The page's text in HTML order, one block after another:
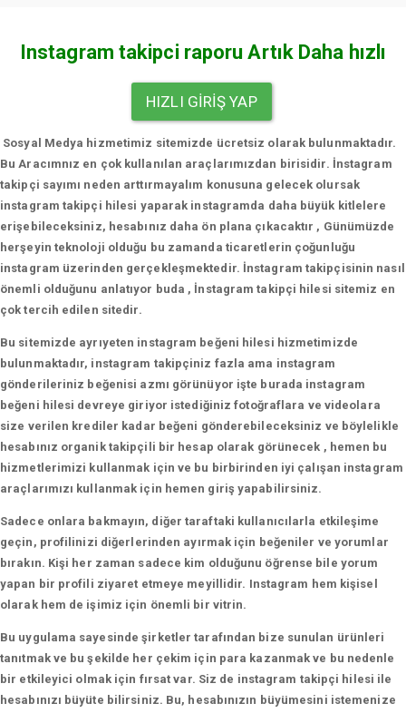
Instagram takipci raporu Artık Daha hızlı
HIZLI GIRIŞ YAP
Sosyal Medya hizmetimiz sitemizde ücretsiz olarak bulunmaktadır.
Bu Aracımnız en çok kullanılan araçlarımızdan birisidir. İnstagram
takipçi sayımı neden arttırmayalım konusuna gelecek olursak
instagram takipçi hilesi yaparak instagramda daha büyük kitlelere
erişebileceksiniz, hesabınız daha ön plana çıkacaktır , Günümüzde
herşeyin teknoloji olduğu bu zamanda ticaretlerin çoğunluğu
instagram üzerinden gerçekleşmektedir. İnstagram takipçisinin nasıl
önemli olduğunu anlatıyor buda , İnstagram takipçi hilesi sitemiz en
çok tercih edilen sitedir.
Bu sitemizde ayrıyeten instagram beğeni hilesi hizmetimizde
bulunmaktadır, instagram takipçiniz fazla ama instagram
gönderileriniz beğenisi azmı görünüyor işte burada instagram
beğeni hilesi devreye giriyor istediğiniz fotoğraflara ve videolara
size verilen krediler kadar beğeni gönderebileceksiniz ve böylelikle
hesabınız organik takipçili bir hesap olarak görünecek , hemen bu
hizmetlerimizi kullanmak için ve bu birbirinden iyi çalışan instagram
araçlarımızı kullanmak için hemen giriş yapabilirsiniz.
Sadece onlara bakmayın, diğer taraftaki kullanıcılarla etkileşime
geçin, profilinizi diğerlerinden ayırmak için beğeniler ve yorumlar
bırakın. Kişi her zaman sadece kim olduğunu öğrense bile yorum
yapan bir profili ziyaret etmeye meyillidir. Instagram hem kişisel
olarak hem de işimiz için önemli bir vitrin.
Bu uygulama sayesinde şirketler tarafından bize sunulan ürünleri
tanıtmak ve bu şekilde her çekim için para kazanmak ve bu nedenle
bir etkileyici olmak için fırsat var. Siz de instagram takipçi hilesi ile
hesabınızı büyüte bilirsiniz. Bu, hesabınızın büyümesini istemenize